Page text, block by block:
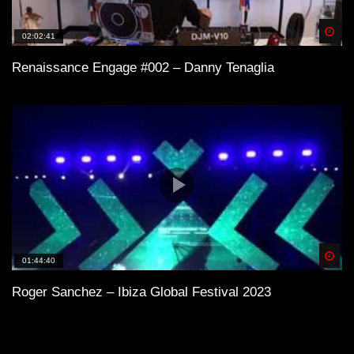
02:02:41
Renaissance Engage #002 – Danny Tenaglia
01:44:40
Roger Sanchez – Ibiza Global Festival 2023